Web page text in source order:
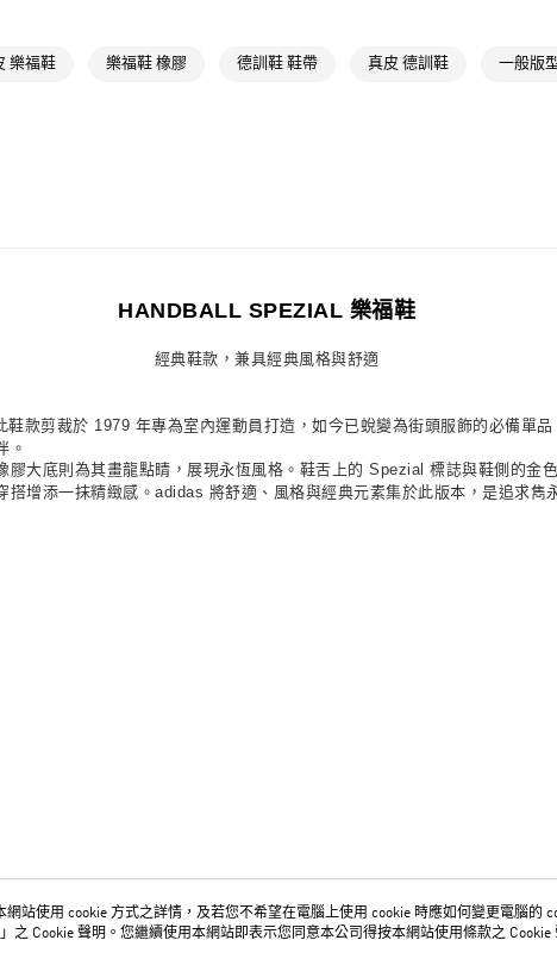
付款後萊爾富取貨
品牌 Originals
樂福鞋 樂福鞋 橡膠 德訓鞋 鞋帶 真皮 德訓鞋 一般版
HANDBALL SPEZIAL 樂福鞋
經典鞋款，兼具經典風格與舒適
款剪裁於 1979 年專為室內運動員打造，如今已蛻變為街頭服飾的必備單
。
大底則為其畫龍點睛，展現永恆風格。鞋舌上的 Spezial 標誌與鞋側的金
增添一抹精緻感。adidas 將舒適、風格與經典元素集於此版本，是追求雋
關於我們 客服資訊
站使用 cookie 方式之詳情，及若您不希望在電腦上使用 cookie 時應如何變更電腦的
」之 Cookie 聲明。您繼續使用本網站即表示您同意本公司得按本網站使用條款之 Cookie